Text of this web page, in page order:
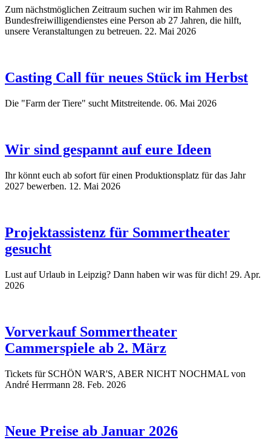
Zum nächstmöglichen Zeitraum suchen wir im Rahmen des
Bundesfreiwilligendienstes eine Person ab 27 Jahren, die hilft,
unsere Veranstaltungen zu betreuen. 22. Mai 2026
Casting Call für neues Stück im Herbst
Die "Farm der Tiere" sucht Mitstreitende. 06. Mai 2026
Wir sind gespannt auf eure Ideen
Ihr könnt euch ab sofort für einen Produktionsplatz für das Jahr
2027 bewerben. 12. Mai 2026
Projektassistenz für Sommertheater
gesucht
Lust auf Urlaub in Leipzig? Dann haben wir was für dich! 29. Apr.
2026
Vorverkauf Sommertheater
Cammerspiele ab 2. März
Tickets für SCHÖN WAR'S, ABER NICHT NOCHMAL von
André Herrmann 28. Feb. 2026
Neue Preise ab Januar 2026